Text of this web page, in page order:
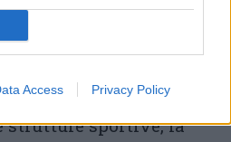
Access Privacy Policy
l’introduzione diun
attivo non solo
aziende -, la
strutture sportive, la